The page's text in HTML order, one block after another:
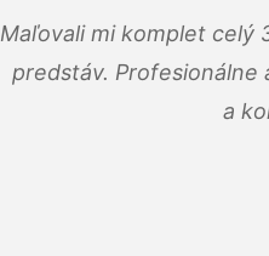
Maľovali mi komplet celý
predstáv. Profesionálne
a